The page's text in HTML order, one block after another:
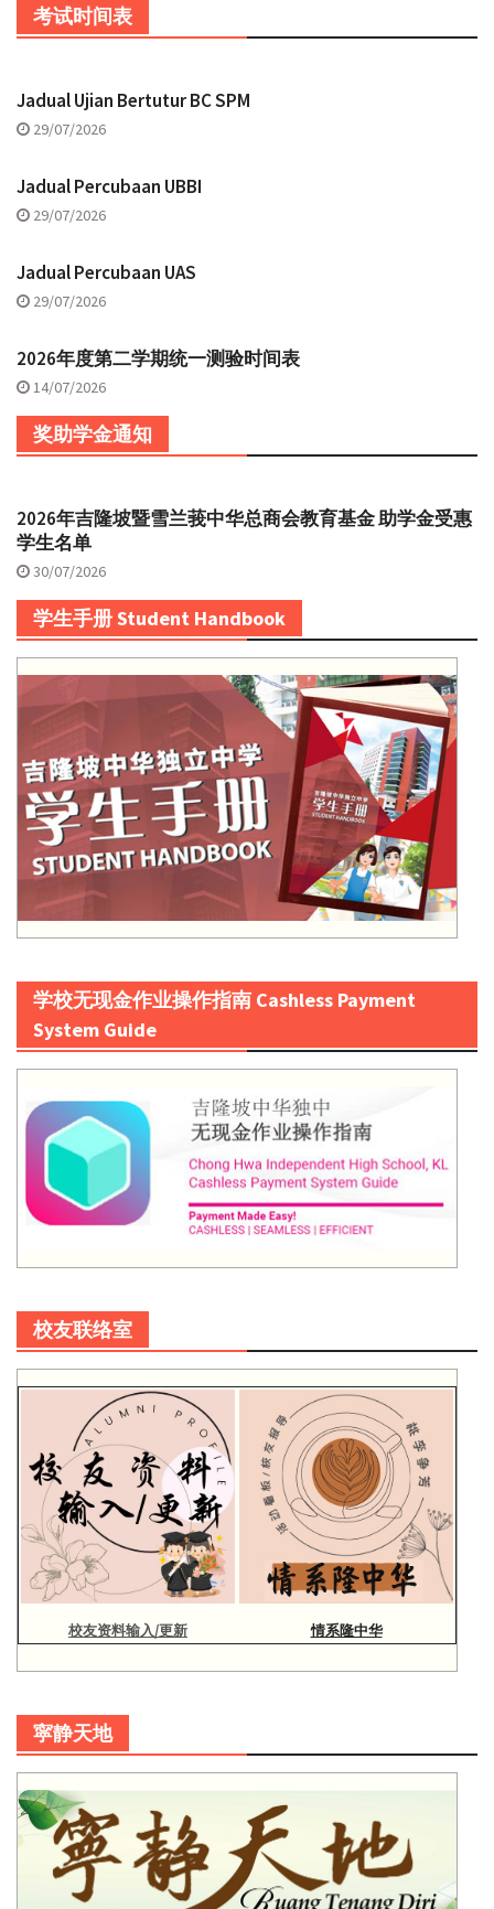
考试时间表
Jadual Ujian Bertutur BC SPM
29/07/2026
Jadual Percubaan UBBI
29/07/2026
Jadual Percubaan UAS
29/07/2026
2026年度第二学期统一测验时间表
14/07/2026
奖助学金通知
2026年吉隆坡暨雪兰莪中华总商会教育基金 助学金受惠
学生名单
30/07/2026
学生手册 Student Handbook
学校无现金作业操作指南 Cashless Payment
System Guide
校友联络室
校友资料输入/更新 情系隆中华
寜静天地